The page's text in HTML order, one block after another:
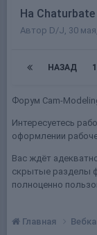
На
Автор D/J 30
НАЗАД 1
Форум Cam-
Интересуетесь
оформлении
Вас ждёт
скрытые разделы
полноценно
Главная